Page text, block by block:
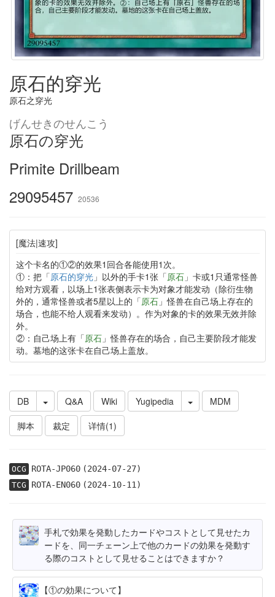
原石的穿光
原石之穿光
げんせきのせんこう
原石の穿光
Primite Drillbeam
29095457 20536
[魔法|速攻]
这个卡名的①②的效果1回合各能使用1次。
①：把「原石的穿光」以外的手卡1张「原石」卡或1只通常怪兽
给对方观看，以场上1张表侧表示卡为对象才能发动（除衍生物
外的，通常怪兽或者5星以上的「原石」怪兽在自己场上存在的
场合，也能不给人观看来发动）。作为对象的卡的效果无效并除
外。
②：自己场上有「原石」怪兽存在的场合，自己主要阶段才能发
动。墓地的这张卡在自己场上盖放。
DB Q&A Wiki Yugipedia
MDM
脚本
裁定 详情(1)
OCG ROTA-JP060(2024-07-27)
TCG ROTA-EN060(2024-10-11)
手札で効果を発動したカードやコストとして見せたカ
ードを、同一チェーン上で他のカードの効果を発動す
る際のコストとして見せることはできますか？
【①の効果について】